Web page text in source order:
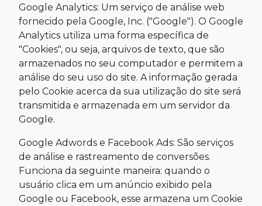
Google Analytics: Um serviço de análise web
fornecido pela Google, Inc. ("Google"). O Google
Analytics utiliza uma forma específica de
"Cookies", ou seja, arquivos de texto, que são
armazenados no seu computador e permitem a
análise do seu uso do site. A informação gerada
pelo Cookie acerca da sua utilização do site será
transmitida e armazenada em um servidor da
Google.
Google Adwords e Facebook Ads: São serviços
de análise e rastreamento de conversões.
Funciona da seguinte maneira: quando o
usuário clica em um anúncio exibido pela
Google ou Facebook, esse armazena um Cookie